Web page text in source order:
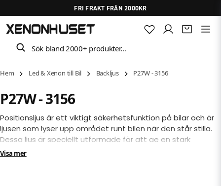
FRI FRAKT FRÅN 2000KR
Sök bland 2000+ produkter…
Hem Led & Xenon till Bil Backljus P27W - 3156
P27W - 3156
Positionsljus är ett viktigt säkerhetsfunktion på bilar och är
ljusen som lyser upp området runt bilen när den står stilla.
Dessa ljus är speciellt utformade för att ge en stark
ljusstyrka och ett brett ljusutbredning, vilket gör att föraren
Visa mer